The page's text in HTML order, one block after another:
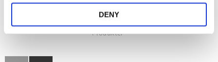
DENY
Vi har massor med fina runda dukar
Produkter